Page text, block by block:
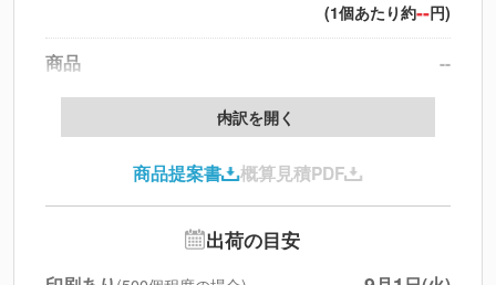
(1個あたり約--円)
商品
--
データ配置料
印刷代
北海道・沖縄・離島 別途
円
内訳を開く
商品提案書 概算見積PDF
出荷の目安